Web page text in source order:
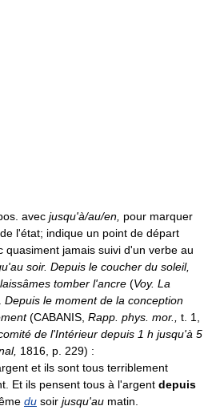
avec jusqu'à/au/en, pour marquer
l'état; indique un point de départ
quasiment jamais suivi d'un verbe au
soir. Depuis le coucher du soleil,
tomber l'ancre (Voy. La
Depuis le moment de la conception
(CABANIS, Rapp. phys. mor., t. 1,
de l'Intérieur depuis 1 h jusqu'à 5
1816, p. 229) :
et ils sont tous terriblement
Et ils pensent tous à l'argent depuis
du soir jusqu'au matin.